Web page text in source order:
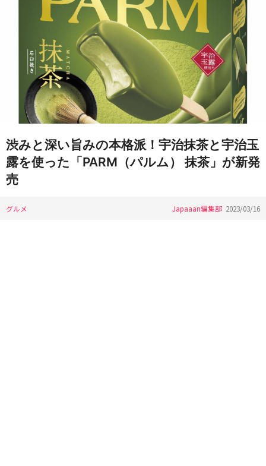
渋みと深い旨みの本格派！宇治抹茶と宇治玉
露を使った「PARM（パルム） 抹茶」が新発
売
グルメ Japaaan編集部 2023/03/16